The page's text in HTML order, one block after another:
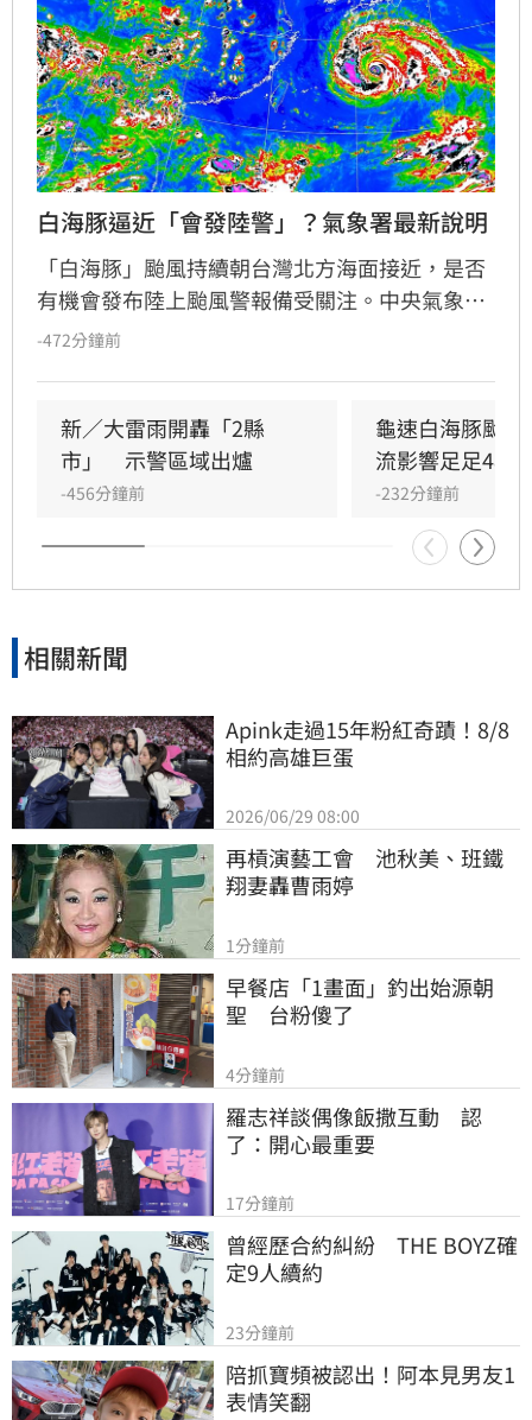
白海豚逼近「會發陸警」？氣象署最新說明
「白海豚」颱風持續朝台灣北方海面接近，是否
有機會發布陸上颱風警報備受關注。中央氣象署
今下午最新說明，目前仍維持最快明天下半天發
-472分鐘前
新／大雷雨開轟「2縣
市」　示警區域出爐
-456分鐘前
龜速白海豚颱
流影響足足48
-232分鐘前
相關新聞
Apink走過15年粉紅奇蹟！8/8
相約高雄巨蛋
2026/06/29 08:00
再槓演藝工會　池秋美、班鐵
翔妻轟曹雨婷
1分鐘前
早餐店「1畫面」釣出始源朝
聖　台粉傻了
4分鐘前
羅志祥談偶像飯撒互動　認
了：開心最重要
17分鐘前
曾經歷合約糾紛　THE BOYZ確
定9人續約
23分鐘前
陪抓寶頻被認出！阿本見男友1
表情笑翻